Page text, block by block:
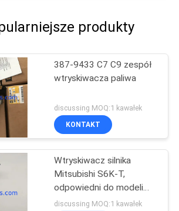
produkty
387-9433 C7 C9 zespół
wtryskiwacza paliwa
discussing MOQ:1 kawałek
KONTAKT
Wtryskiwacz silnika
Mitsubishi S6K-T,
odpowiedni do modeli
koparek CAT
discussing MOQ:1 kawałek